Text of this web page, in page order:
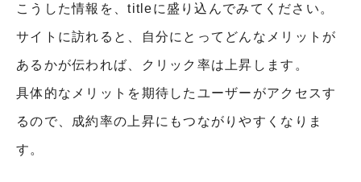
こうした情報を、titleに盛り込んでみてください。
サイトに訪れると、自分にとってどんなメリットが
あるかが伝われば、クリック率は上昇します。
具体的なメリットを期待したユーザーがアクセスす
るので、成約率の上昇にもつながりやすくなりま
す。